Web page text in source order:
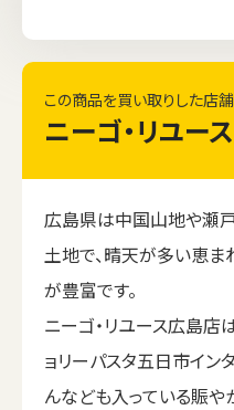
この商品を買い取りした店舗
ニーゴ・リユー
広島県は中国山地や瀬
土地で、晴天が多い恵ま
が豊富です。
ニーゴ・リユース広島店
ョリーパスタ五日市イン
んなども入っている賑や